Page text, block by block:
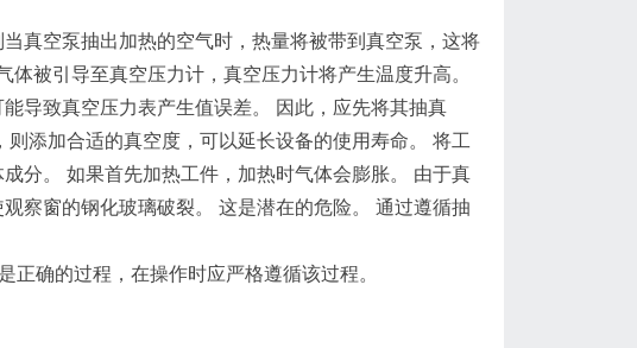
真空泵抽出加热的空气时，热量将被带到真空泵，这将
被引导至真空压力计，真空压力计将产生温度升高。
导致真空压力表产生值误差。 因此，应先将其抽真
添加合适的真空度，可以延长设备的使用寿命。 将工
分。 如果首先加热工件，加热时气体会膨胀。 由于真
察窗的钢化玻璃破裂。 这是潜在的危险。 通过遵循抽
正确的过程，在操作时应严格遵循该过程。